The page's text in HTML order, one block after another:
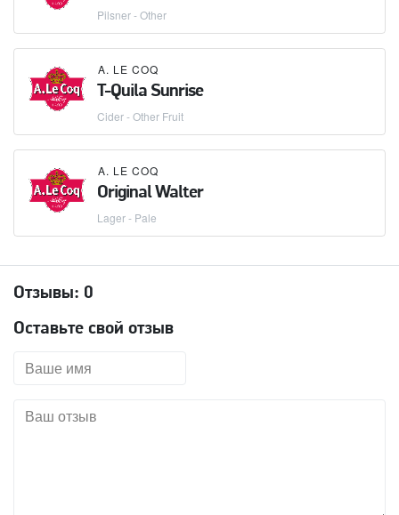
Pilsner - Other
A. LE COQ
T-Quila Sunrise
Cider - Other Fruit
A. LE COQ
Original Walter
Lager - Pale
Отзывы: 0
Оставьте свой отзыв